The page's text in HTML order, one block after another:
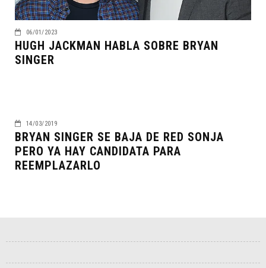
06/01/2023
HUGH JACKMAN HABLA SOBRE BRYAN
SINGER
14/03/2019
BRYAN SINGER SE BAJA DE RED SONJA
PERO YA HAY CANDIDATA PARA
REEMPLAZARLO